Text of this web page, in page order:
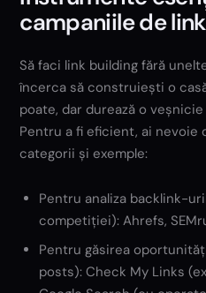
campaniile de
Să faci link building fără
încerca să construiești o
poate, dar durează o
Pentru a fi eficient, ai nevoie
categorii și exemple:
Pentru analiza backlink-
competiției): Ahrefs,
Pentru găsirea
posts): Check My Links